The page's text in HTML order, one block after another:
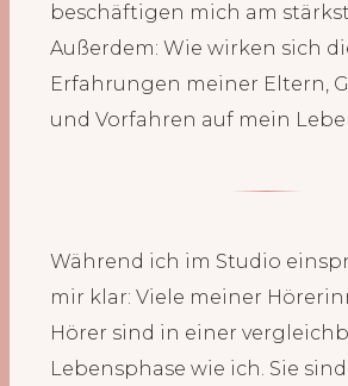
beschäftigen mich am
Außerdem: Wie wirken sich
Erfahrungen meiner Eltern,
und Vorfahren auf mein
Während ich im Studio
mir klar: Viele meiner
Hörer sind in einer
Lebensphase wie ich. Sie